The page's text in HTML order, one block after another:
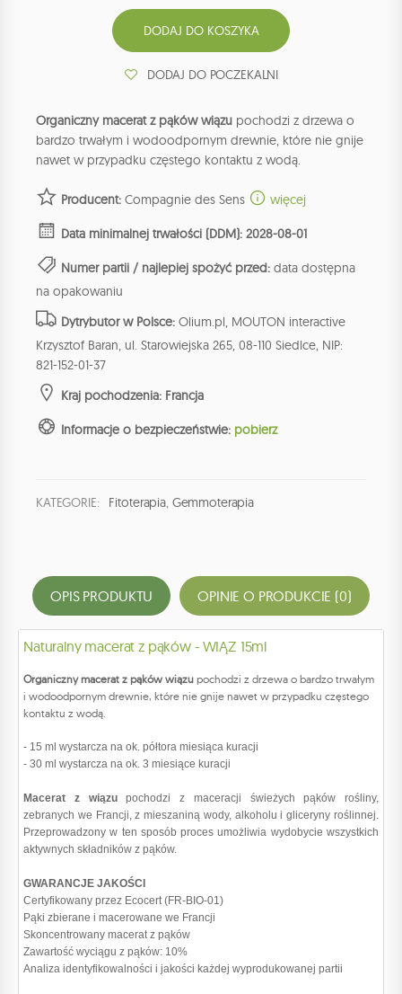
DODAJ DO POCZEKALNI
Organiczny macerat z pąków wiązu pochodzi z drzewa o
bardzo trwałym i wodoodpornym drewnie, które nie gnije
nawet w przypadku częstego kontaktu z wodą.
Producent: Compagnie des Sens więcej
Data minimalnej trwałości (DDM): 2028-08-01
Numer partii / najlepiej spożyć przed: data dostępna
na opakowaniu
Dytrybutor w Polsce: Olium.pl, MOUTON interactive
Krzysztof Baran, ul. Starowiejska 265, 08-110 Siedlce, NIP:
821-152-01-37
Kraj pochodzenia: Francja
Informacje o bezpieczeństwie: pobierz
KATEGORIE: Fitoterapia, Gemmoterapia
OPIS PRODUKTU OPINIE O PRODUKCIE (0)
Naturalny macerat z pąków - WIĄZ 15ml
Organiczny macerat z pąków wiązu pochodzi z drzewa o bardzo trwałym
i wodoodpornym drewnie, które nie gnije nawet w przypadku częstego
kontaktu z wodą.
- 15 ml wystarcza na ok. półtora miesiąca kuracji
- 30 ml wystarcza na ok. 3 miesiące kuracji
Macerat z wiązupochodzi z maceracji świeżych pąków rośliny,
zebranych we Francji, z mieszaniną wody, alkoholu i gliceryny roślinnej.
Przeprowadzony w ten sposób proces umożliwia wydobycie wszystkich
aktywnych składników z pąków.
GWARANCJE JAKOŚCI
Certyfikowany przez Ecocert (FR-BIO-01)
Pąki zbierane i macerowane we Francji
Skoncentrowany macerat z pąków
Zawartość wyciągu z pąków: 10%
Analiza identyfikowalności i jakości każdej wyprodukowanej partii